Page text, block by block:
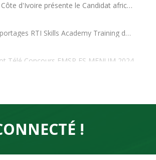
La Côte d'Ivoire présente le Candidat africain au Poste de Vice-DG de LUPU
Reportages RTI Skills Academy Training de MTN
Télé Concours EMSP FS MENUM 2024
!